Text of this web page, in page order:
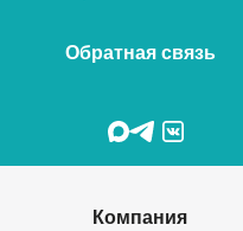
Обратная связь
Компания